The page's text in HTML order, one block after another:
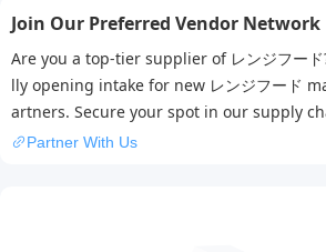
レンジフード,換気扇,キッチンリフ
レンジフード, XOOBAY
レンジフード選びと設置のポイントを解説。
Join Our Preferred Vendor Network
Are you a top-tier supplier of レンジフー
lly opening intake for new レンジフード
artners. Secure your spot in our supply
Partner With Us